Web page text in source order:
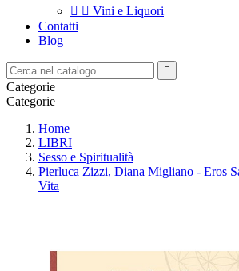
  Vini e Liquori
Contatti
Blog

Categorie
Categorie
Home
LIBRI
Sesso e Spiritualità
Pierluca Zizzi, Diana Migliano - Eros
Vita